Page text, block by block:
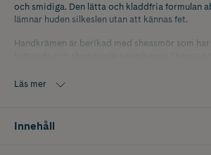
och smidiga. Den lätta och kladdfria formulan
lämnar huden silkeslen utan att kännas fet.
Handkrämen är berikad med sheasmör som
hudens elasticitet samtidigt som den effektivt
dagligen och masseras in i händer och
Läs mer
Innehåll